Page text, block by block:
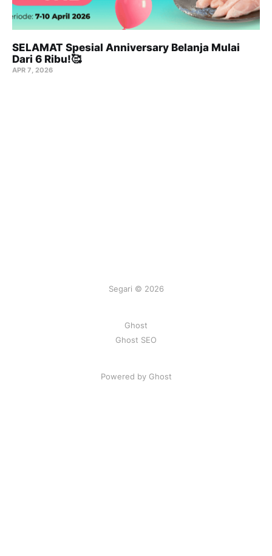
SELAMAT Spesial Anniversary Belanja Mulai
Dari 6 Ribu!🥰
APR 7, 2026
Segari © 2026
Ghost
Ghost SEO
Powered by Ghost